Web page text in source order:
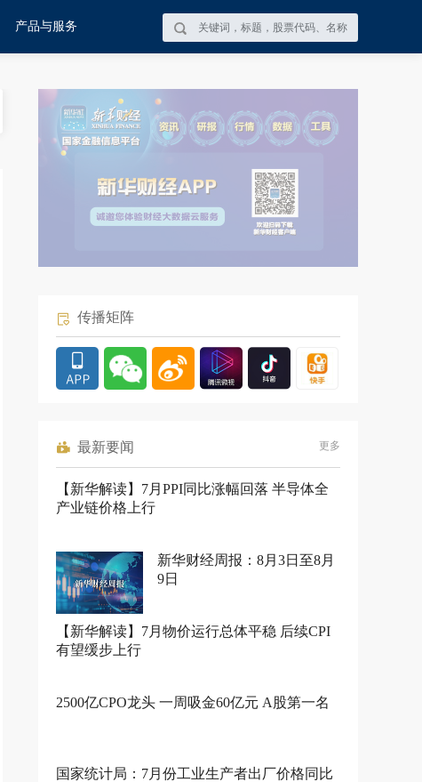
产品与服务
传播矩阵
最新要闻 更多
【新华解读】7月PPI同比涨幅回落 半导体全
产业链价格上行
新华财经周报：8月3日至8月
9日
【新华解读】7月物价运行总体平稳 后续CPI
有望缓步上行
2500亿CPO龙头 一周吸金60亿元 A股第一名
国家统计局：7月份工业生产者出厂价格同比